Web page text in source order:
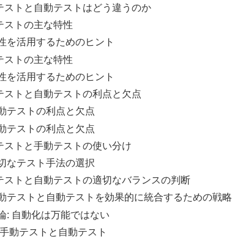
ストと自動テストはどう違うのか
ストの主な特性
を活用するためのヒント
ストの主な特性
を活用するためのヒント
ストと自動テストの利点と欠点
テストの利点と欠点
テストの利点と欠点
ストと手動テストの使い分け
なテスト手法の選択
ストと自動テストの適切なバランスの判断
テストと自動テストを効果的に統合するための戦略
: 自動化は万能ではない
動テストと自動テスト